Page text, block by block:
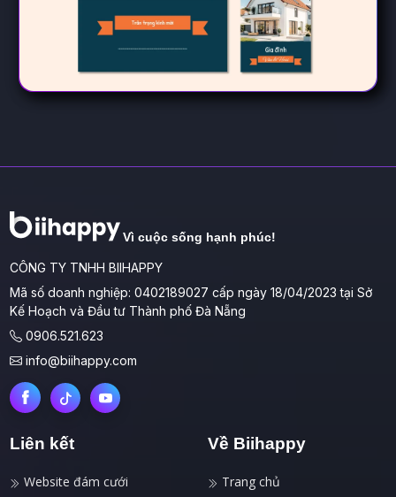
Vì cuộc sống hạnh phúc!
CÔNG TY TNHH BIIHAPPY
Mã số doanh nghiệp: 0402189027 cấp ngày 18/04/2023 tại Sở
Kế Hoạch và Đầu tư Thành phố Đà Nẵng
0906.521.623
info@biihappy.com
Liên kết
Website đám cưới
Về Biihappy
Trang chủ